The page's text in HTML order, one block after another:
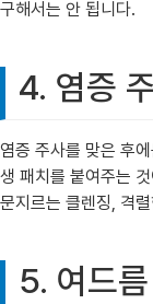
구해서는 안 됩니다.
4. 염증
염증 주사를 맞은 후
생 패치를 붙여주는
문지르는 클렌징, 격
5. 여드